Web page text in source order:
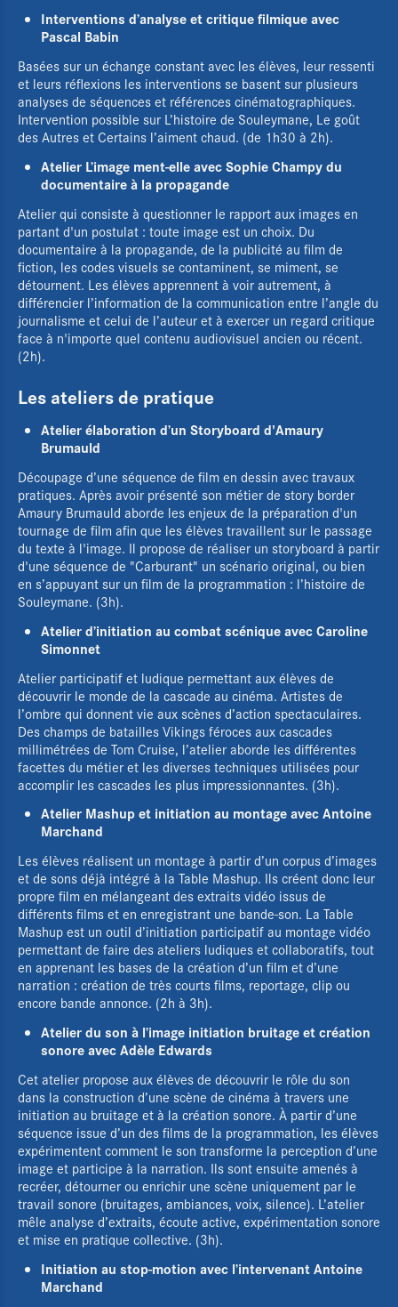
Le Pôle régional
Interventions d’analyse et critique filmique avec
Pascal Babin
Basées sur un échange constant avec les élèves, leur ressenti
et leurs réflexions les interventions se basent sur plusieurs
analyses de séquences et références cinématographiques.
Intervention possible sur L’histoire de Souleymane, Le goût
des Autres et Certains l’aiment chaud. (de 1h30 à 2h).
Atelier L’image ment-elle avec Sophie Champy du
documentaire à la propagande
Atelier qui consiste à questionner le rapport aux images en
partant d'un postulat : toute image est un choix. Du
documentaire à la propagande, de la publicité au film de
fiction, les codes visuels se contaminent, se miment, se
détournent. Les élèves apprennent à voir autrement, à
différencier l’information de la communication entre l’angle du
journalisme et celui de l’auteur et à exercer un regard critique
face à n'importe quel contenu audiovisuel ancien ou récent.
(2h).
Les ateliers de pratique
Atelier élaboration d’un Storyboard d'Amaury
Brumauld
Découpage d’une séquence de film en dessin avec travaux
pratiques. Après avoir présenté son métier de story border
Amaury Brumauld aborde les enjeux de la préparation d'un
tournage de film afin que les élèves travaillent sur le passage
du texte à l'image. Il propose de réaliser un storyboard à partir
d'une séquence de "Carburant" un scénario original, ou bien
en s’appuyant sur un film de la programmation : l’histoire de
Souleymane. (3h).
Atelier d’initiation au combat scénique avec Caroline
Simonnet
Atelier participatif et ludique permettant aux élèves de
découvrir le monde de la cascade au cinéma. Artistes de
l’ombre qui donnent vie aux scènes d’action spectaculaires.
Des champs de batailles Vikings féroces aux cascades
millimétrées de Tom Cruise, l’atelier aborde les différentes
facettes du métier et les diverses techniques utilisées pour
accomplir les cascades les plus impressionnantes. (3h).
Atelier Mashup et initiation au montage avec Antoine
Marchand
Les élèves réalisent un montage à partir d’un corpus d’images
et de sons déjà intégré à la Table Mashup. Ils créent donc leur
propre film en mélangeant des extraits vidéo issus de
différents films et en enregistrant une bande-son. La Table
Mashup est un outil d’initiation participatif au montage vidéo
permettant de faire des ateliers ludiques et collaboratifs, tout
en apprenant les bases de la création d’un film et d’une
narration : création de très courts films, reportage, clip ou
encore bande annonce. (2h à 3h).
Atelier du son à l’image initiation bruitage et création
sonore avec Adèle Edwards
Cet atelier propose aux élèves de découvrir le rôle du son
dans la construction d’une scène de cinéma à travers une
initiation au bruitage et à la création sonore. À partir d’une
séquence issue d’un des films de la programmation, les élèves
expérimentent comment le son transforme la perception d’une
image et participe à la narration. Ils sont ensuite amenés à
recréer, détourner ou enrichir une scène uniquement par le
travail sonore (bruitages, ambiances, voix, silence). L’atelier
mêle analyse d’extraits, écoute active, expérimentation sonore
et mise en pratique collective. (3h).
Initiation au stop-motion avec l’intervenant Antoine
Marchand